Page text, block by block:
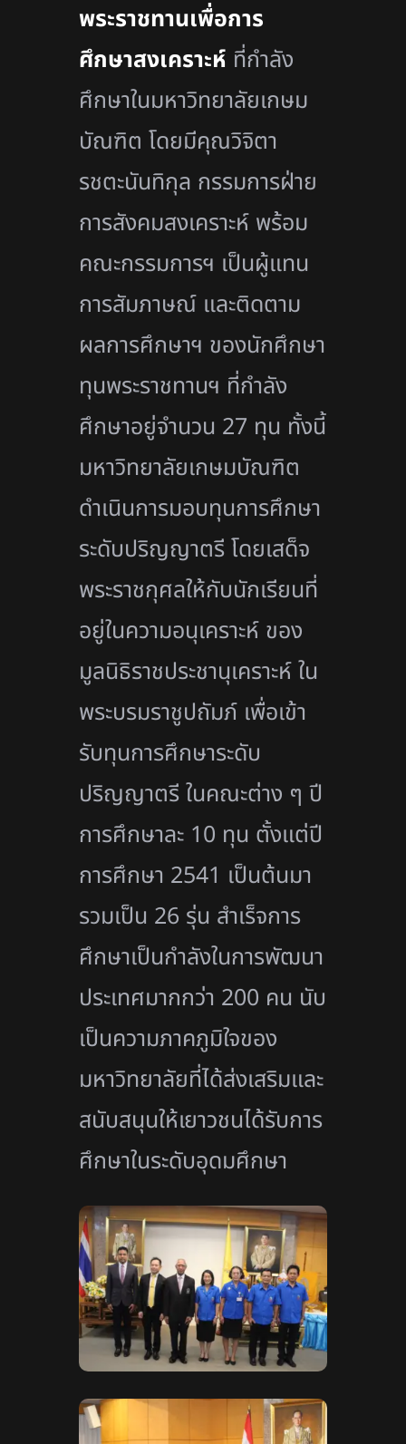
พระราชทานเพื่อการ
ศึกษาสงเคราะห์ ที่กำลัง
ศึกษาในมหาวิทยาลัยเกษม
บัณฑิต โดยมีคุณวิจิตา
รชตะนันทิกุล กรรมการฝ่าย
การสังคมสงเคราะห์ พร้อม
คณะกรรมการฯ เป็นผู้แทน
การสัมภาษณ์ และติดตาม
ผลการศึกษาฯ ของนักศึกษา
ทุนพระราชทานฯ ที่กำลัง
ศึกษาอยู่จำนวน 27 ทุน ทั้งนี้
มหาวิทยาลัยเกษมบัณฑิต
ดำเนินการมอบทุนการศึกษา
ระดับปริญญาตรี โดยเสด็จ
พระราชกุศลให้กับนักเรียนที่
อยู่ในความอนุเคราะห์ ของ
มูลนิธิราชประชานุเคราะห์ ใน
พระบรมราชูปถัมภ์ เพื่อเข้า
รับทุนการศึกษาระดับ
ปริญญาตรี ในคณะต่าง ๆ ปี
การศึกษาละ 10 ทุน ตั้งแต่ปี
การศึกษา 2541 เป็นต้นมา
รวมเป็น 26 รุ่น สำเร็จการ
ศึกษาเป็นกำลังในการพัฒนา
ประเทศมากกว่า 200 คน นับ
เป็นความภาคภูมิใจของ
มหาวิทยาลัยที่ได้ส่งเสริมและ
สนับสนุนให้เยาวชนได้รับการ
ศึกษาในระดับอุดมศึกษา